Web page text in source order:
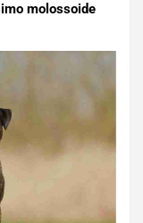
molossoide